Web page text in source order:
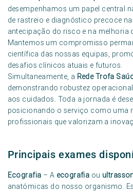
desempenhamos um papel central
de rastreio e diagnóstico precoce
antecipação do risco e na melhoria
Mantemos um compromisso
científica das nossas equipas,
desafios clínicos atuais e futuros.
Simultaneamente, a Rede Trofa
demonstrando robustez
aos cuidados. Toda a jornada é
posicionando o serviço como uma
profissionais que valorizam a
Principais exames
Ecografia – A ecografia ou
anatómicas do nosso organismo.